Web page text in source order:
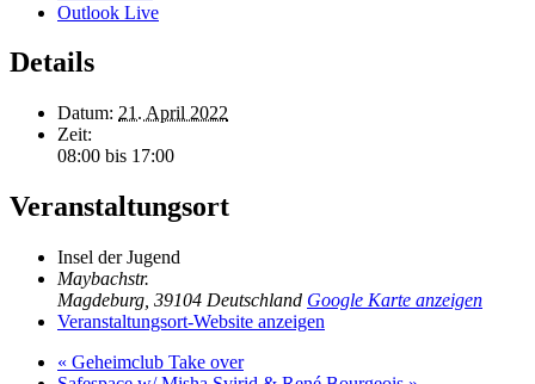
Outlook Live
Details
Datum: 21. April 2022
Zeit:
08:00 bis 17:00
Veranstaltungsort
Insel der Jugend
Maybachstr.
Magdeburg 39104 Deutschland Google Karte anzeigen
Veranstaltungsort-Website anzeigen
« Geheimclub Take over